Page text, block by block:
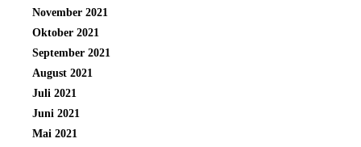
November 2021
Oktober 2021
September 2021
August 2021
Juli 2021
Juni 2021
Mai 2021